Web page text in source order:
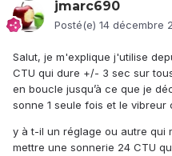
jmarc690
Posté(e) 14 décembre
Salut, je m'explique j'utilise
CTU qui dure +/- 3 sec sur
en boucle jusqu’à ce que je
sonne 1 seule fois et le vibreur
y à t-il un réglage ou autre qui
mettre une sonnerie 24 CTU